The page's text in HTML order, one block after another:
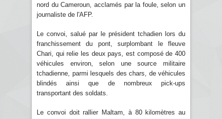
nord du Cameroun, acclamés par la foule, selon un
journaliste de l'AFP.
Le convoi, salué par le président tchadien lors du
franchissement du pont, surplombant le fleuve
Chari, qui relie les deux pays, est composé de 400
véhicules environ, selon une source militaire
tchadienne, parmi lesquels des chars, de véhicules
blindés ainsi que de nombreux pick-ups
transportant des soldats.
Le convoi doit rallier Maltam, à 80 kilomètres au